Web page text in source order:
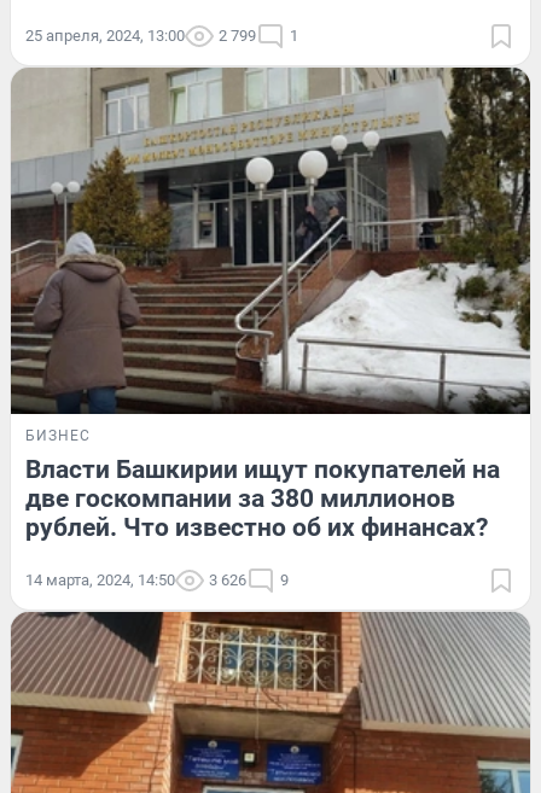
25 апреля, 2024, 13:00 2 799 1
БИЗНЕС
Власти Башкирии ищут покупателей на
две госкомпании за 380 миллионов
рублей. Что известно об их финансах?
14 марта, 2024, 14:50 3 626 9